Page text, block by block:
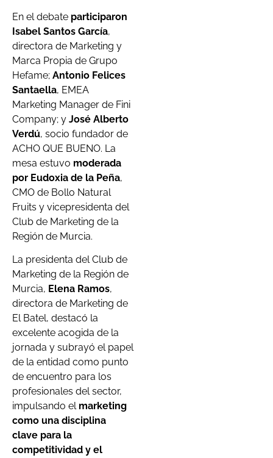
En el debate participaron
Isabel Santos García,
directora de Marketing y
Marca Propia de Grupo
Hefame; Antonio Felices
Santaella, EMEA
Marketing Manager de Fini
Company; y José Alberto
Verdú, socio fundador de
ACHO QUE BUENO. La
mesa estuvo moderada
por Eudoxia de la Peña,
CMO de Bollo Natural
Fruits y vicepresidenta del
Club de Marketing de la
Región de Murcia.
La presidenta del Club de
Marketing de la Región de
Murcia, Elena Ramos,
directora de Marketing de
El Batel, destacó la
excelente acogida de la
jornada y subrayó el papel
de la entidad como punto
de encuentro para los
profesionales del sector,
impulsando el marketing
como una disciplina
clave para la
competitividad y el